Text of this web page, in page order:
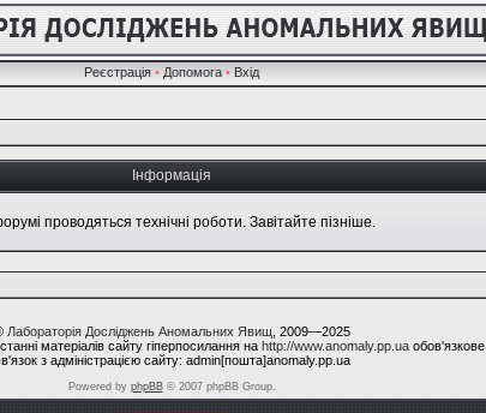
Реєстрація • Допомога • Вхід
Інформація
проводяться технічні роботи. Завітайте пізніше.
Лабораторія Досліджень Аномальних Явищ , 2009—2025
матеріалів сайту гіперпосилання на http://www.anomaly.pp.uaобов'язкове.
з адміністрацією сайту: admin[пошта]anomaly.pp.ua
Powered by phpBB© 2007 phpBB Group.